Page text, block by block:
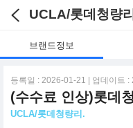
UCLA/롯데청량
브랜드정보
등록일 : 2026-01-21 | 업데이트 :
(수수료 인상)롯데
UCLA/롯데청량리.